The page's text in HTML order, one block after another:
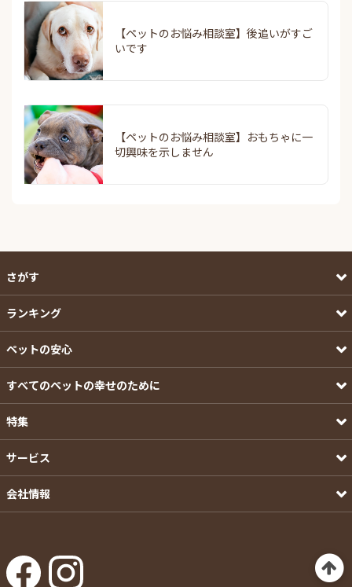
【ペットのお悩み相談室】後追いがすご
いです
【ペットのお悩み相談室】おもちゃに一
切興味を示しません
さがす
ランキング
ペットの安心
すべてのペットの幸せのために
特集
サービス
会社情報